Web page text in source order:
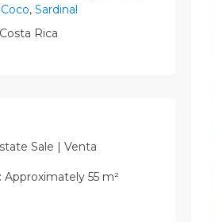
, Sardinal
Costa Rica
Sale | Venta
55 m²